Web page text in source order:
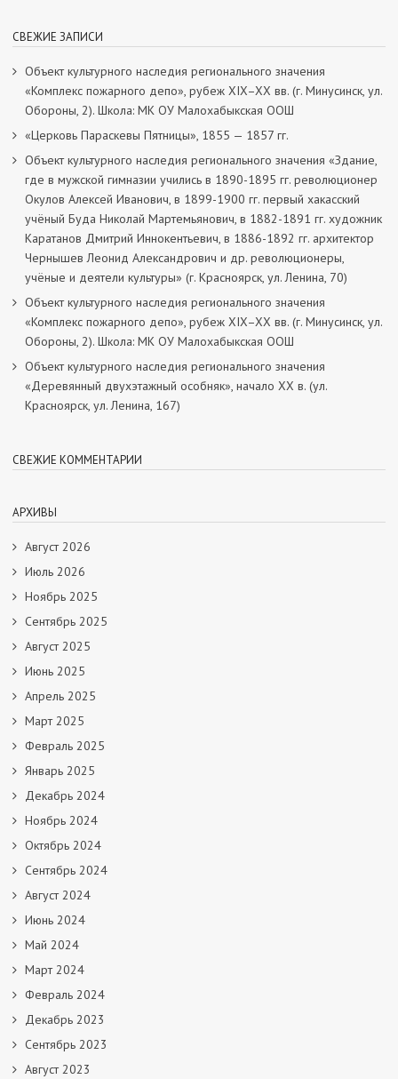
СВЕЖИЕ ЗАПИСИ
Объект культурного наследия регионального значения
«Комплекс пожарного депо», рубеж XIX–XX вв. (г. Минусинск, ул.
Обороны, 2). Школа: МК ОУ Малохабыкская ООШ
«Церковь Параскевы Пятницы», 1855 — 1857 гг.
Объект культурного наследия регионального значения «Здание,
где в мужской гимназии учились в 1890-1895 гг. революционер
Окулов Алексей Иванович, в 1899-1900 гг. первый хакасский
учёный Буда Николай Мартемьянович, в 1882-1891 гг. художник
Каратанов Дмитрий Иннокентьевич, в 1886-1892 гг. архитектор
Чернышев Леонид Александрович и др. революционеры,
учёные и деятели культуры» (г. Красноярск, ул. Ленина, 70)
Объект культурного наследия регионального значения
«Комплекс пожарного депо», рубеж XIX–XX вв. (г. Минусинск, ул.
Обороны, 2). Школа: МК ОУ Малохабыкская ООШ
Объект культурного наследия регионального значения
«Деревянный двухэтажный особняк», начало ХХ в. (ул.
Красноярск, ул. Ленина, 167)
СВЕЖИЕ КОММЕНТАРИИ
АРХИВЫ
Август 2026
Июль 2026
Ноябрь 2025
Сентябрь 2025
Август 2025
Июнь 2025
Апрель 2025
Март 2025
Февраль 2025
Январь 2025
Декабрь 2024
Ноябрь 2024
Октябрь 2024
Сентябрь 2024
Август 2024
Июнь 2024
Май 2024
Март 2024
Февраль 2024
Декабрь 2023
Сентябрь 2023
Август 2023